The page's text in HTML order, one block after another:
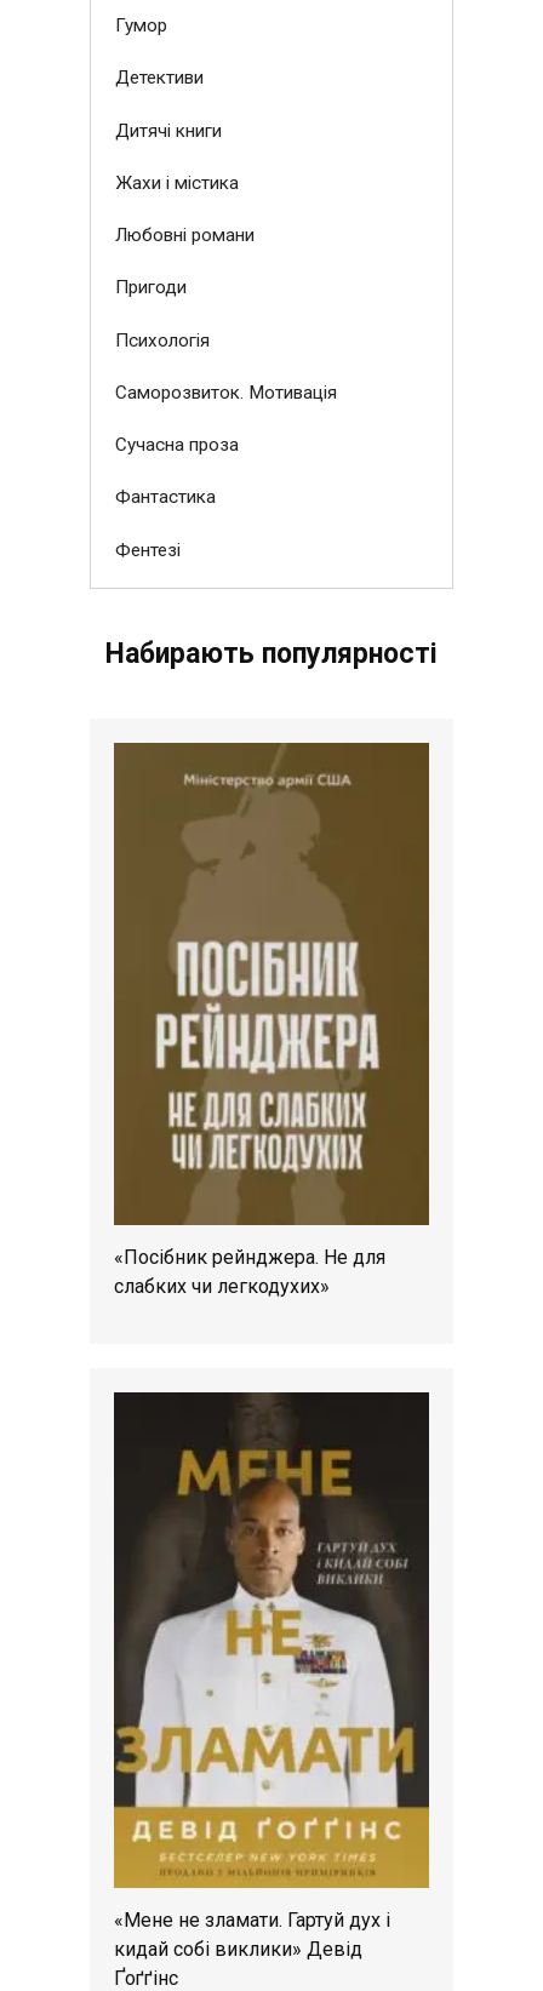
Гумор
Детективи
Дитячі книги
Жахи і містика
Любовні романи
Пригоди
Психологія
Саморозвиток. Мотивація
Сучасна проза
Фантастика
Фентезі
Набирають популярності
«Посібник рейнджера. Не для
слабких чи легкодухих»
«Мене не зламати. Гартуй дух і
кидай собі виклики» Девід
Ґоґґінс